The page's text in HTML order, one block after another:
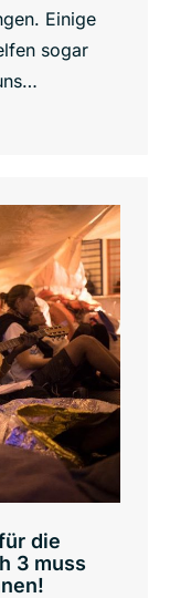
Einige
sogar
die
3 muss